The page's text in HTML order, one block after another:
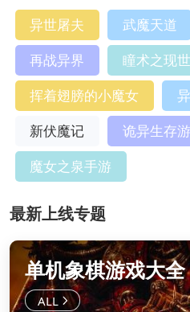
异世屠夫 武魔天道
再战异界
瞳术之现
挥着翅膀的小魔女
新伏魔记
诡异生存
魔女之泉手游
最新上线专题
单机象棋游戏大全